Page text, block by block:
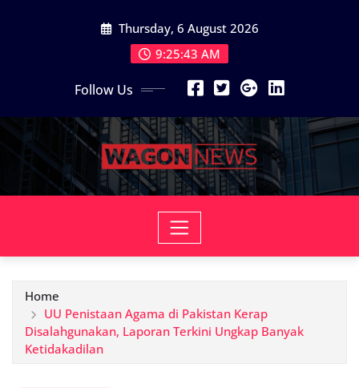
Thursday, 6 August 2026
9:25:44 AM
Follow Us
Home
UU Penistaan Agama di Pakistan Kerap
Disalahgunakan, Laporan Terkini Ungkap Banyak
Ketidakadilan